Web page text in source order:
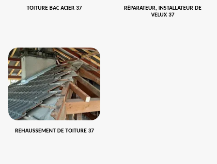
TOITURE BAC ACIER 37
RÉPARATEUR, INSTALLATEUR DE
VELUX 37
REHAUSSEMENT DE TOITURE 37